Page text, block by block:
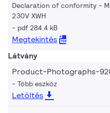
Declaration of conformity -
230V XWH
pdf 284.4 kB
Megtekintés
Látvány
Product-Photographs-
Több eszköz
Letöltés